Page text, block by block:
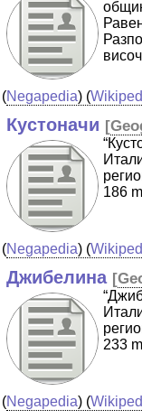
(Negapedia) (
Кустоначи [
186
(Negapedia) (
Джибелина [
233
(Negapedia) (